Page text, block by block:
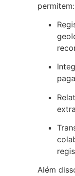
permitem:
Além